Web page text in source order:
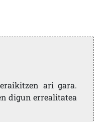
ari gara.
digun errealitatea